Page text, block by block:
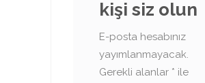
kişi siz olun
E-posta hesabınız
yayımlanmayacak.
Gerekli alanlar * ile